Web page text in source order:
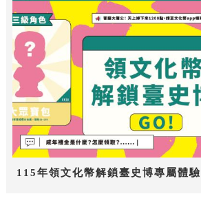
115年領文化幣解鎖臺史博專屬體驗